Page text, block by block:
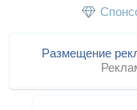
Размещение